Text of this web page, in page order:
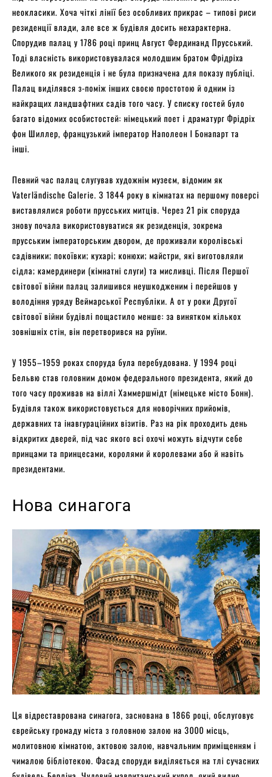
неокласики. Хоча чіткі лінії без особливих прикрас – типові риси
резиденції влади, але все ж будівля досить нехарактерна.
Спорудив палац у 1786 році принц Август Фердинанд Прусський.
Тоді власність використовувалася молодшим братом Фрідріха
Великого як резиденція і не була призначена для показу публіці.
Палац виділявся з-поміж інших своєю простотою й одним із
найкращих ландшафтних садів того часу. У списку гостей було
багато відомих особистостей: німецький поет і драматург Фрідріх
фон Шиллер, французький імператор Наполеон I Бонапарт та
інші.
Певний час палац слугував художнім музеєм, відомим як
Vaterländische Galerie. З 1844 року в кімнатах на першому поверсі
виставлялися роботи прусських митців. Через 21 рік споруда
знову почала використовуватися як резиденція, зокрема
прусським імператорським двором, де проживали королівські
садівники; покоївки; кухарі; конюхи; майстри, які виготовляли
сідла; камердинери (кімнатні слуги) та мисливці. Після Першої
світової війни палац залишився неушкодженим і перейшов у
володіння уряду Веймарської Республіки. А от у роки Другої
світової війни будівлі пощастило менше: за винятком кількох
зовнішніх стін, він перетворився на руїни.
У 1955–1959 роках споруда була перебудована. У 1994 році
Бельвю став головним домом федерального президента, який до
того часу проживав на віллі Хаммершмідт (німецьке місто Бонн).
Будівля також використовується для новорічних прийомів,
державних та інавгураційних візитів. Раз на рік проходить день
відкритих дверей, під час якого всі охочі можуть відчути себе
принцами та принцесами, королями й королевами або й навіть
президентами.
Нова синагога
Ця відреставрована синагога, заснована в 1866 році, обслуговує
єврейську громаду міста з головною залою на 3000 місць,
молитовною кімнатою, актовою залою, навчальним приміщенням і
чималою бібліотекою. Фасад споруди виділяється на тлі сучасних